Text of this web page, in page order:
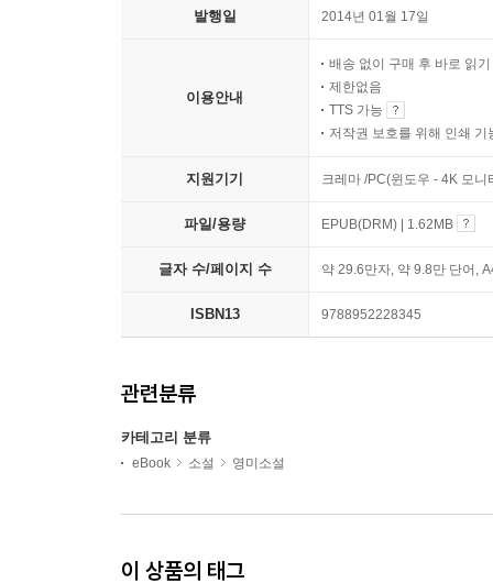
발행일 2014년 01월 17일
이용안내
배송 없이 구매 후 바로 읽기
제한없음
TTS 가능
저작권 보호를 위해 인쇄 기
지원기기 크레마 /PC(윈도우 - 4K 모
파일/용량 EPUB(DRM) | 1.62MB
글자 수/페이지 수 약 29.6만자, 약 9.8만 단어,
ISBN13 9788952228345
관련분류
카테고리 분류
eBook 소설 영미소설
이 상품의 태그